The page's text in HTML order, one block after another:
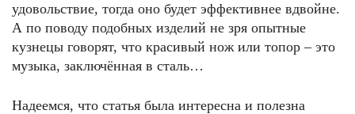
удовольствие, тогда оно будет эффективнее вдвойне.
А по поводу подобных изделий не зря опытные
кузнецы говорят, что красивый нож или топор – это
музыка, заключённая в сталь…
Надеемся, что статья была интересна и полезна